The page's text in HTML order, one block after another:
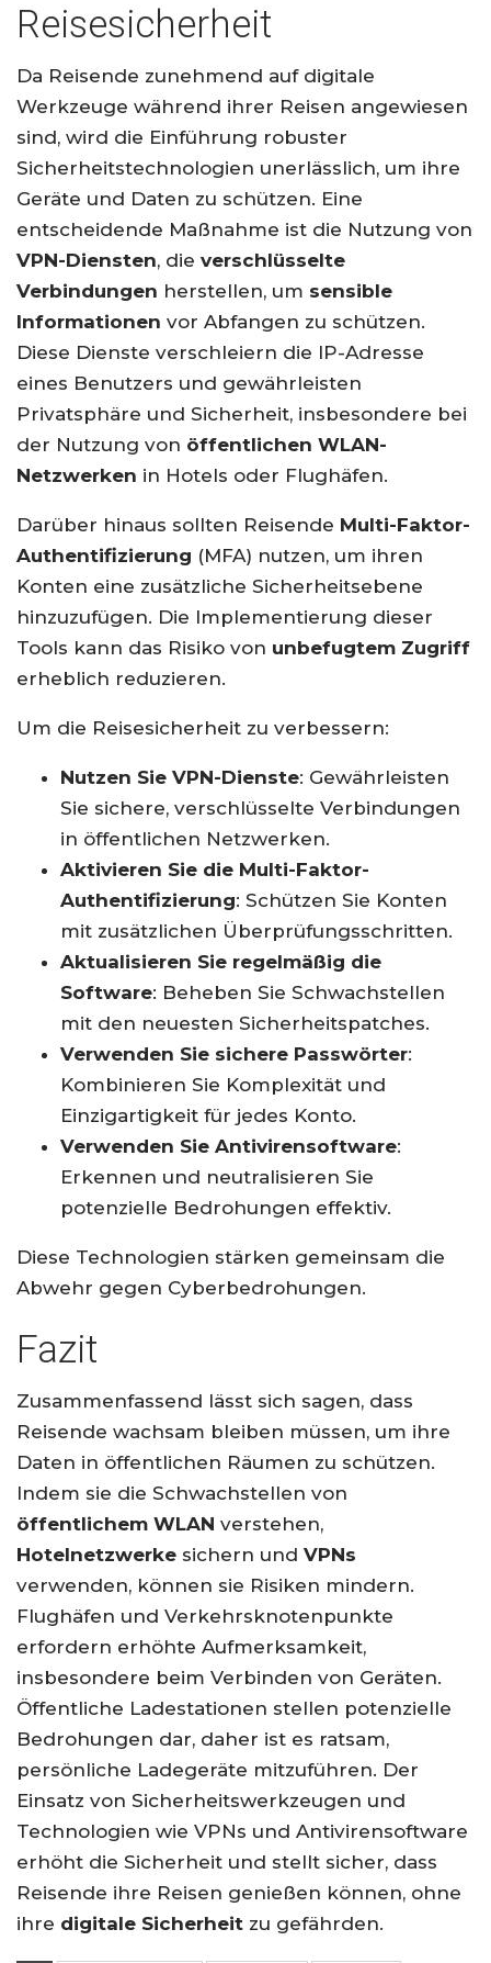
Reisesicherheit
Da Reisende zunehmend auf digitale
Werkzeuge während ihrer Reisen angewiesen
sind, wird die Einführung robuster
Sicherheitstechnologien unerlässlich, um ihre
Geräte und Daten zu schützen. Eine
entscheidende Maßnahme ist die Nutzung von
VPN-Diensten, die verschlüsselte
Verbindungen herstellen, um sensible
Informationen vor Abfangen zu schützen.
Diese Dienste verschleiern die IP-Adresse
eines Benutzers und gewährleisten
Privatsphäre und Sicherheit, insbesondere bei
der Nutzung von öffentlichen WLAN-
Netzwerken in Hotels oder Flughäfen.
Darüber hinaus sollten Reisende Multi-Faktor-
Authentifizierung (MFA) nutzen, um ihren
Konten eine zusätzliche Sicherheitsebene
hinzuzufügen. Die Implementierung dieser
Tools kann das Risiko von unbefugtem Zugriff
erheblich reduzieren.
Um die Reisesicherheit zu verbessern:
Nutzen Sie VPN-Dienste: Gewährleisten
Sie sichere, verschlüsselte Verbindungen
in öffentlichen Netzwerken.
Aktivieren Sie die Multi-Faktor-
Authentifizierung: Schützen Sie Konten
mit zusätzlichen Überprüfungsschritten.
Aktualisieren Sie regelmäßig die
Software: Beheben Sie Schwachstellen
mit den neuesten Sicherheitspatches.
Verwenden Sie sichere Passwörter:
Kombinieren Sie Komplexität und
Einzigartigkeit für jedes Konto.
Verwenden Sie Antivirensoftware:
Erkennen und neutralisieren Sie
potenzielle Bedrohungen effektiv.
Diese Technologien stärken gemeinsam die
Abwehr gegen Cyberbedrohungen.
Fazit
Zusammenfassend lässt sich sagen, dass
Reisende wachsam bleiben müssen, um ihre
Daten in öffentlichen Räumen zu schützen.
Indem sie die Schwachstellen von
öffentlichem WLAN verstehen,
Hotelnetzwerke sichern und VPNs
verwenden, können sie Risiken mindern.
Flughäfen und Verkehrsknotenpunkte
erfordern erhöhte Aufmerksamkeit,
insbesondere beim Verbinden von Geräten.
Öffentliche Ladestationen stellen potenzielle
Bedrohungen dar, daher ist es ratsam,
persönliche Ladegeräte mitzuführen. Der
Einsatz von Sicherheitswerkzeugen und
Technologien wie VPNs und Antivirensoftware
erhöht die Sicherheit und stellt sicher, dass
Reisende ihre Reisen genießen können, ohne
ihre digitale Sicherheit zu gefährden.